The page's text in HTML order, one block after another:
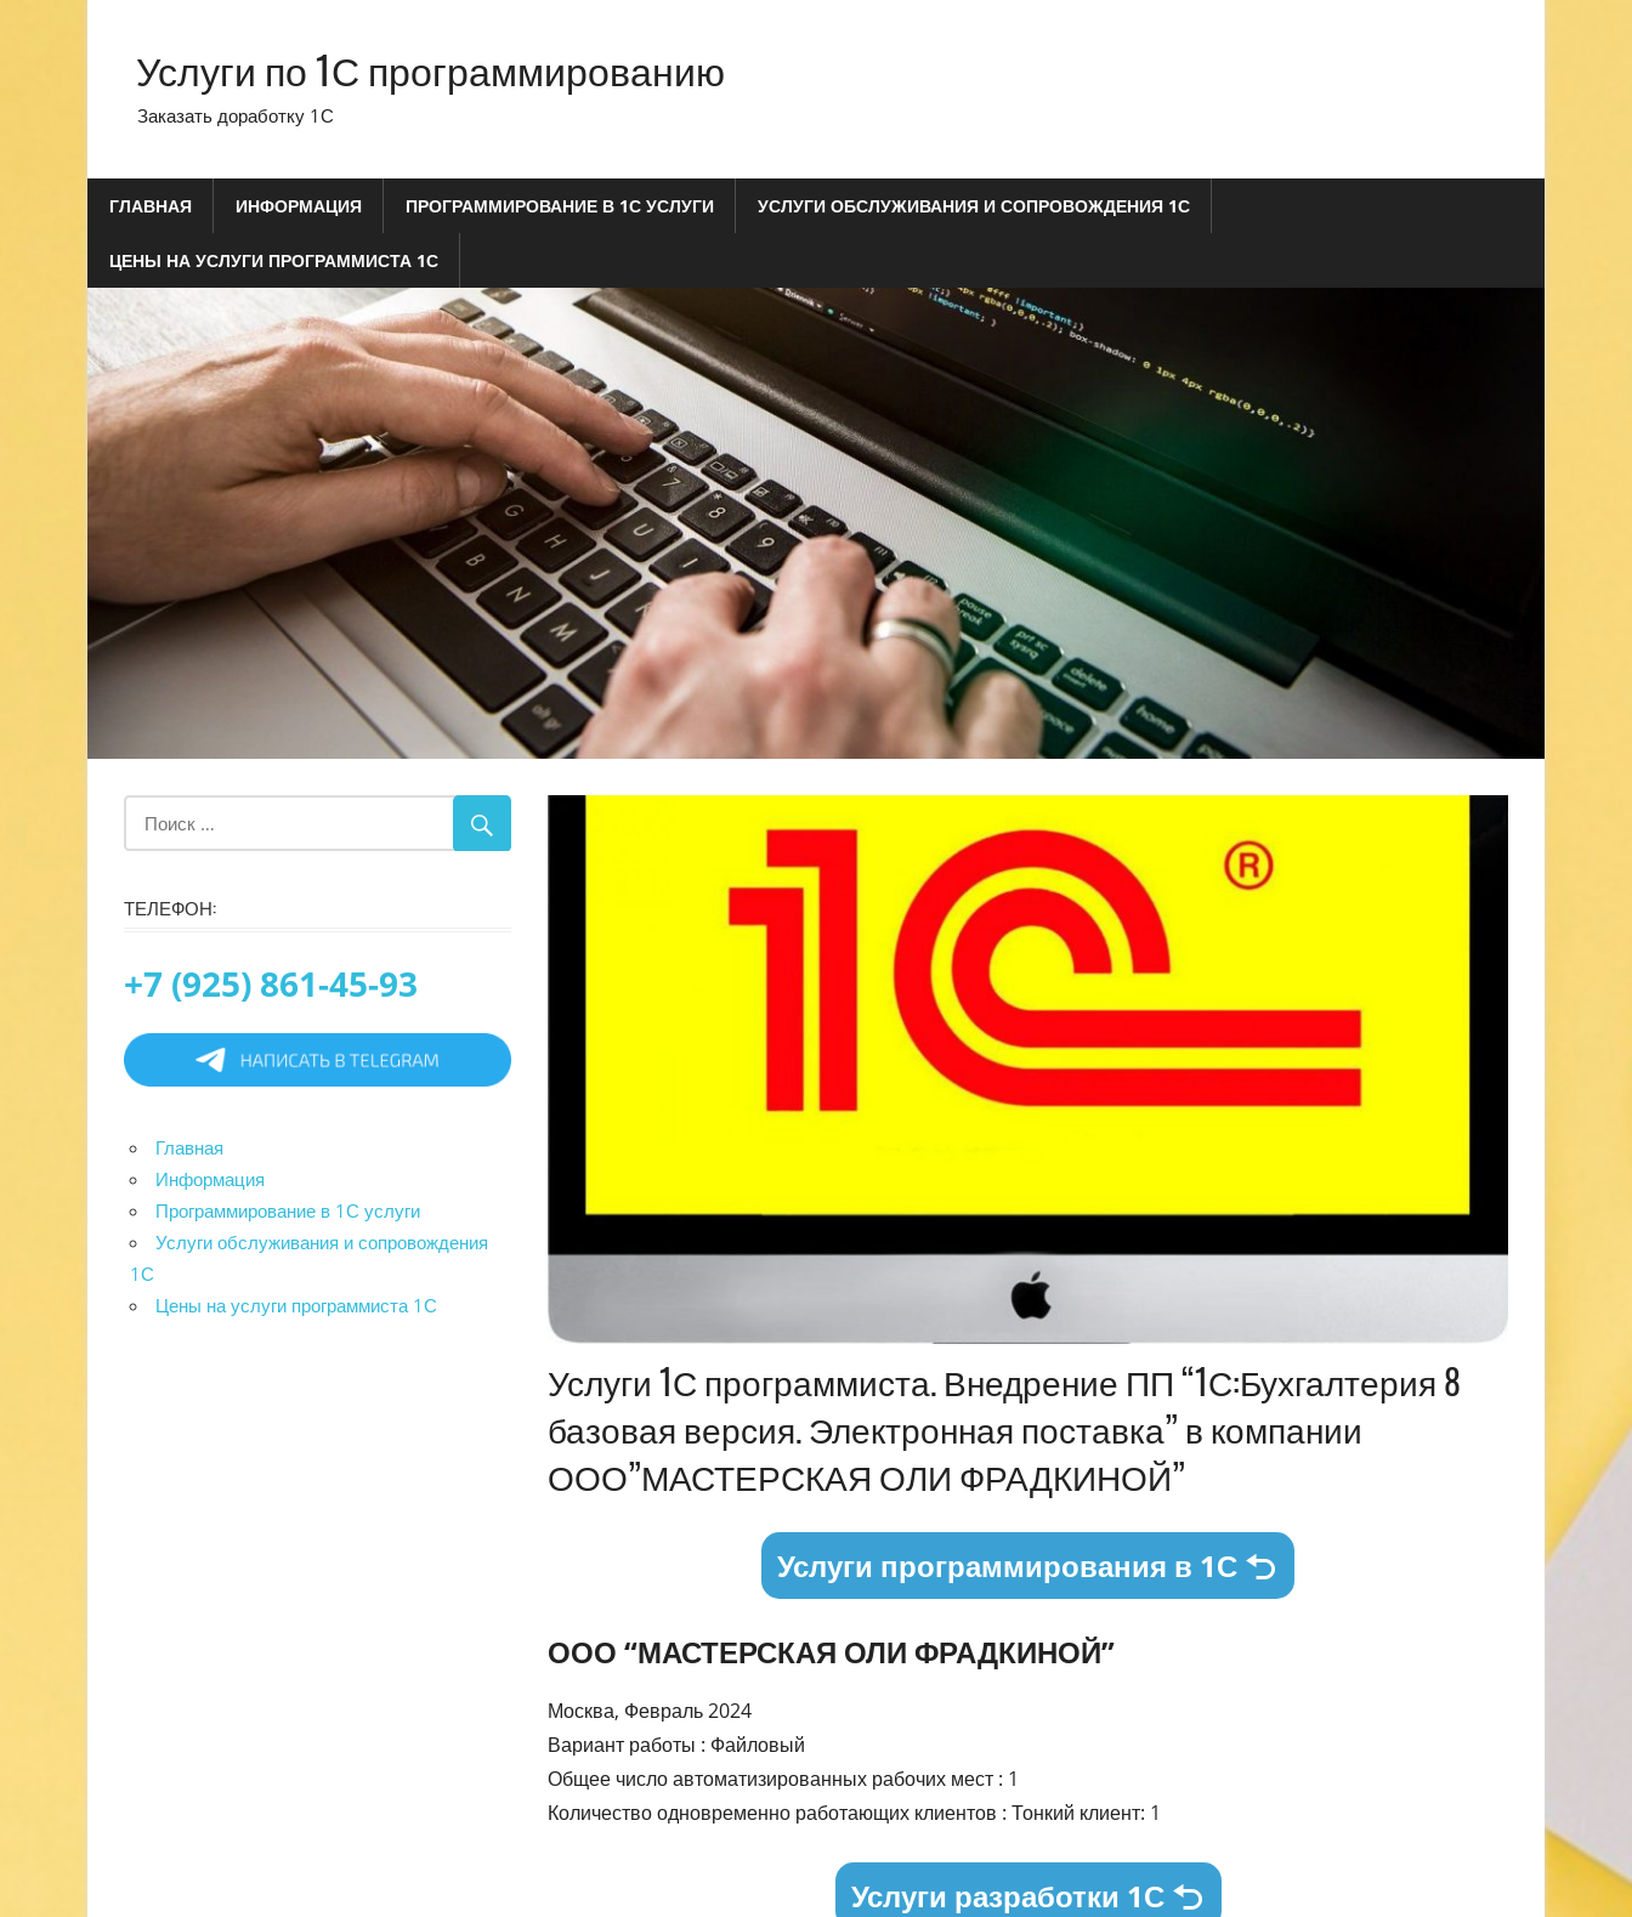
содержимому
Услуги по 1С программированию
Заказать доработку 1С
ГЛАВНАЯ ИНФОРМАЦИЯ ПРОГРАММИРОВАНИЕ В 1С УСЛУГИ УСЛУГИ ОБСЛУЖИВАНИЯ И СОПРОВОЖДЕНИЯ 1С
ЦЕНЫ НА УСЛУГИ ПРОГРАММИСТА 1С
Информация
Услуги 1С программиста. Внедрение ПП “1С:Бухгалтерия 8
базовая версия. Электронная поставка” в компании
ООО”МАСТЕРСКАЯ ОЛИ ФРАДКИНОЙ”
Услуги программирования в 1С
ООО “МАСТЕРСКАЯ ОЛИ ФРАДКИНОЙ”
Москва, Февраль 2024
Вариант работы : Файловый
Общее число автоматизированных рабочих мест : 1
Количество одновременно работающих клиентов : Тонкий клиент: 1
Услуги разработки 1С
ТЕЛЕФОН:
+7 (925) 861-45-93
Главная
Информация
Программирование в 1С услуги
Услуги обслуживания и сопровождения
1С
Цены на услуги программиста 1С